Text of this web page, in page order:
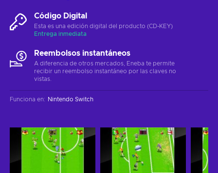
Código Digital
Esta es una edición digital del producto (CD-KEY)
Entrega inmediata
Reembolsos instantáneos
A diferencia de otros mercados, Eneba te permite
recibir un reembolso instantáneo por las claves no
vistas.
Funciona en: Nintendo Switch